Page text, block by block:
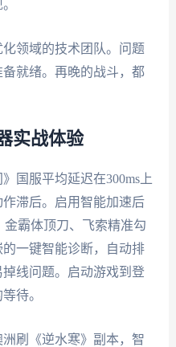
领域的技术团队。问题
就绪。再晚的战斗，都
实战体验
国服平均延迟在300ms上
滞后。启用智能加速后
金霸体顶刀、飞索精准勾
一键智能诊断，自动排
线问题。启动游戏到登
待。
刷《逆水寒》副本，智